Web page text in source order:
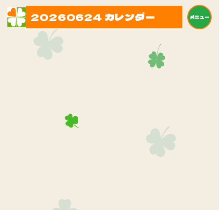
20260624 カレンダー メニュー